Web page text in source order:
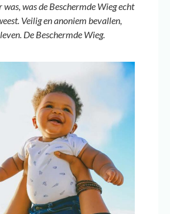
was, was de Beschermde Wieg echt
Veilig en anoniem bevallen,
De Beschermde Wieg.